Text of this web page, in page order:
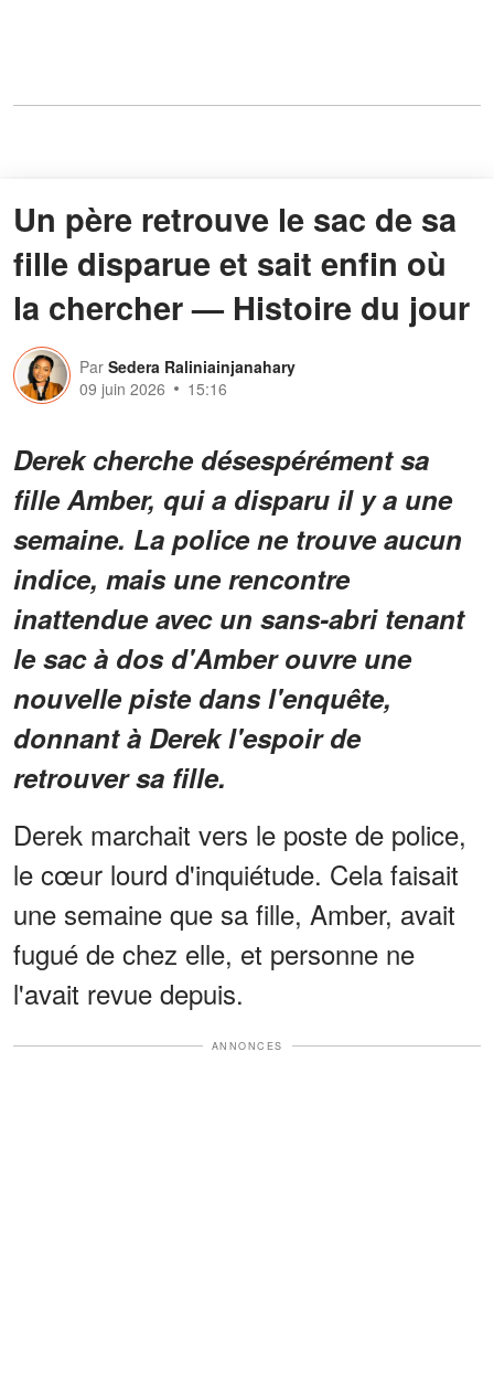
Un père retrouve le sac de sa
fille disparue et sait enfin où
la chercher — Histoire du jour
Par Sedera Raliniainjanahary
09 juin 2026
15:16
Derek cherche désespérément sa
fille Amber, qui a disparu il y a une
semaine. La police ne trouve aucun
indice, mais une rencontre
inattendue avec un sans-abri tenant
le sac à dos d'Amber ouvre une
nouvelle piste dans l'enquête,
donnant à Derek l'espoir de
retrouver sa fille.
Derek marchait vers le poste de police,
le cœur lourd d'inquiétude. Cela faisait
une semaine que sa fille, Amber, avait
fugué de chez elle, et personne ne
l'avait revue depuis.
ANNONCES